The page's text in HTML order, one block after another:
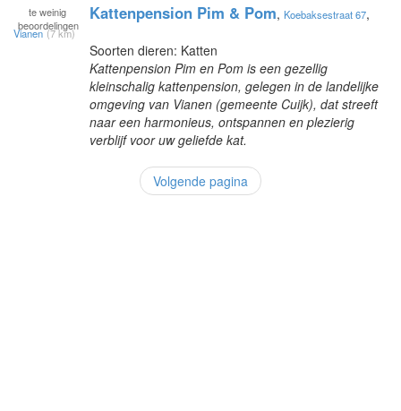
te weinig
beoordelingen
Kattenpension Pim & Pom, Koebaksestraat 67,
Vianen (7 km)
Soorten dieren: Katten
Kattenpension Pim en Pom is een gezellig
kleinschalig kattenpension, gelegen in de landelijke
omgeving van Vianen (gemeente Cuijk), dat streeft
naar een harmonieus, ontspannen en plezierig
verblijf voor uw geliefde kat.
Volgende pagina